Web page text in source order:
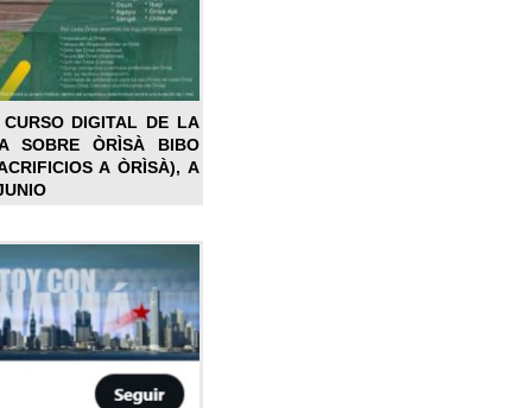
DIGITAL DE LA
SOBRE ÒRÌSÀ BIBO
A ÒRÌSÀ), A